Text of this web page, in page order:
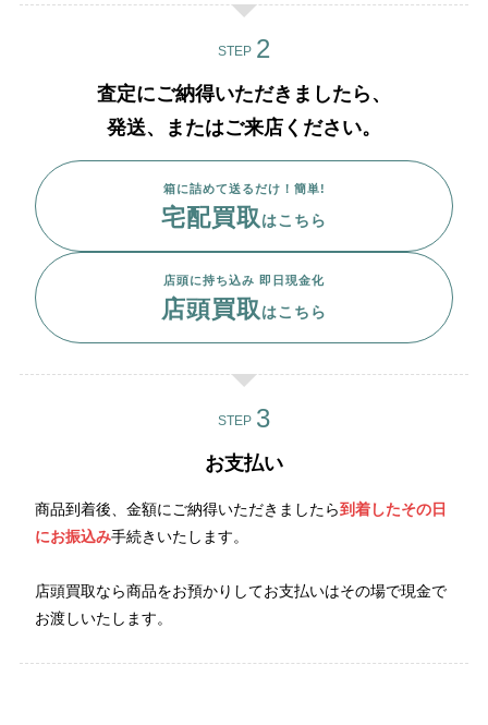
STEP
査定にご納得いただきましたら、
発送、またはご来店ください。
箱に詰めて送るだけ！簡単!
宅配買取はこちら
店頭に持ち込み 即日現金化
店頭買取はこちら
STEP
お支払い
商品到着後、金額にご納得いただきましたら到着したその日
にお振込み手続きいたします。
店頭買取なら商品をお預かりしてお支払いはその場で現金で
お渡しいたします。